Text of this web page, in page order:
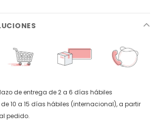
de entrega de 2 a 6 días hábiles
10 a 15 días hábiles (internacional), a partir
pedido.